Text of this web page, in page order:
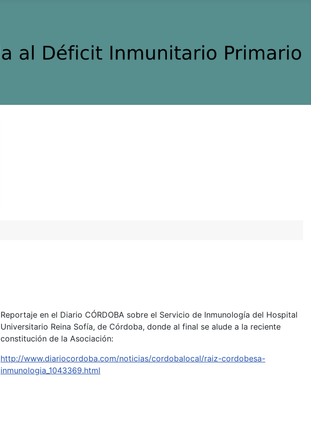
Reportaje en el Diario CÓRDOBA sobre el Servicio de Inmunología del Hospital
Universitario Reina Sofía, de Córdoba, donde al final se alude a la reciente
constitución de la Asociación:
http://www.diariocordoba.com/noticias/cordobalocal/raiz-cordobesa-
inmunologia_1043369.html